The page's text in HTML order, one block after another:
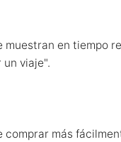
en tiempo
viaje".
más